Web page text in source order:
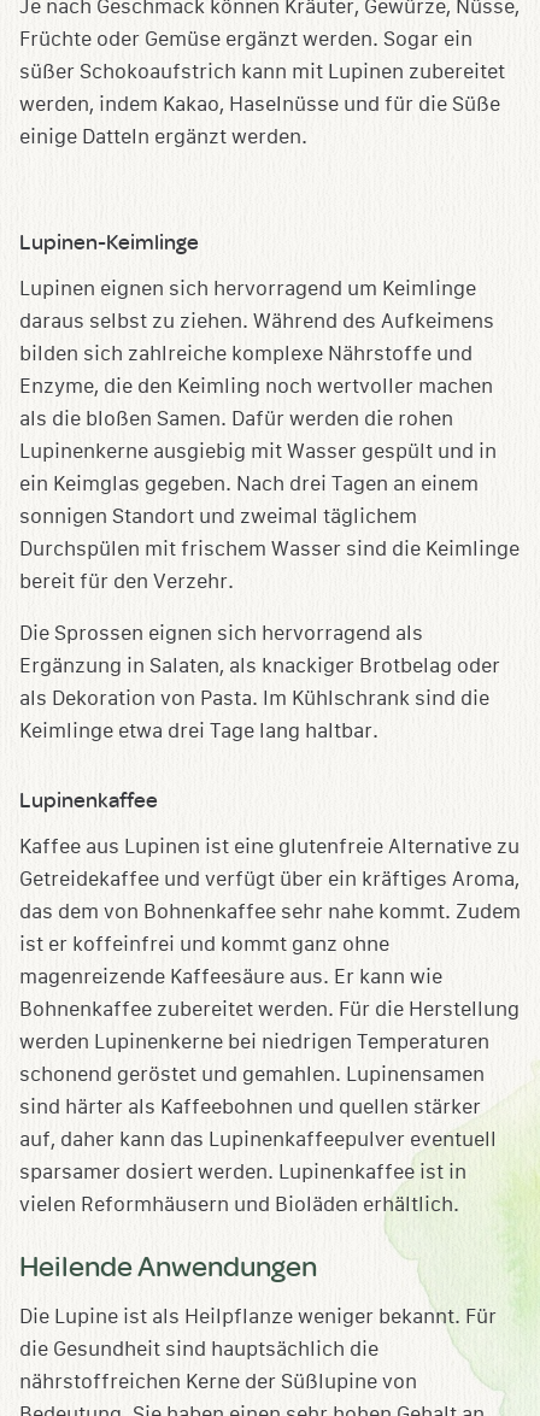
Je nach Geschmack können Kräuter, Gewürze, Nüsse,
Früchte oder Gemüse ergänzt werden. Sogar ein
süßer Schokoaufstrich kann mit Lupinen zubereitet
werden, indem Kakao, Haselnüsse und für die Süße
einige Datteln ergänzt werden.
Lupinen-Keimlinge
Lupinen eignen sich hervorragend um Keimlinge
daraus selbst zu ziehen. Während des Aufkeimens
bilden sich zahlreiche komplexe Nährstoffe und
Enzyme, die den Keimling noch wertvoller machen
als die bloßen Samen. Dafür werden die rohen
Lupinenkerne ausgiebig mit Wasser gespült und in
ein Keimglas gegeben. Nach drei Tagen an einem
sonnigen Standort und zweimal täglichem
Durchspülen mit frischem Wasser sind die Keimlinge
bereit für den Verzehr.
Die Sprossen eignen sich hervorragend als
Ergänzung in Salaten, als knackiger Brotbelag oder
als Dekoration von Pasta. Im Kühlschrank sind die
Keimlinge etwa drei Tage lang haltbar.
Lupinenkaffee
Kaffee aus Lupinen ist eine glutenfreie Alternative zu
Getreidekaffee und verfügt über ein kräftiges Aroma,
das dem von Bohnenkaffee sehr nahe kommt. Zudem
ist er koffeinfrei und kommt ganz ohne
magenreizende Kaffeesäure aus. Er kann wie
Bohnenkaffee zubereitet werden. Für die Herstellung
werden Lupinenkerne bei niedrigen Temperaturen
schonend geröstet und gemahlen. Lupinensamen
sind härter als Kaffeebohnen und quellen stärker
auf, daher kann das Lupinenkaffeepulver eventuell
sparsamer dosiert werden. Lupinenkaffee ist in
vielen Reformhäusern und Bioläden erhältlich.
Heilende Anwendungen
Die Lupine ist als Heilpflanze weniger bekannt. Für
die Gesundheit sind hauptsächlich die
nährstoffreichen Kerne der Süßlupine von